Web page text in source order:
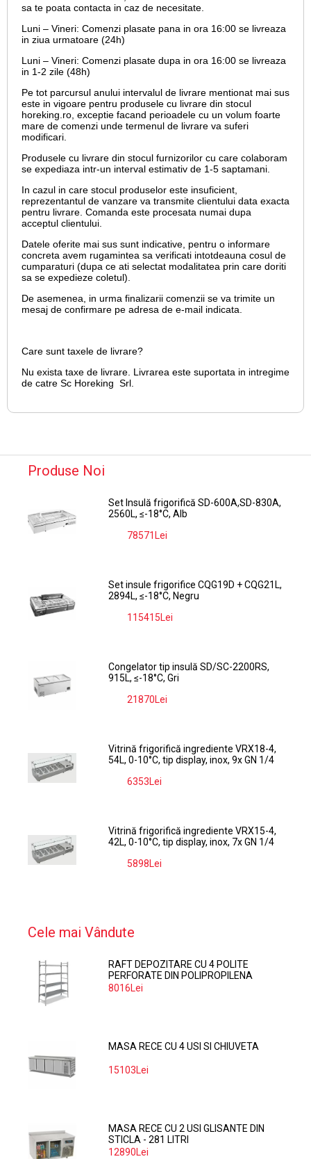
sa te poata contacta in caz de necesitate.
Luni – Vineri: Comenzi plasate pana in ora 16:00 se livreaza
in ziua urmatoare (24h)
Luni – Vineri: Comenzi plasate dupa in ora 16:00 se livreaza
in 1-2 zile (48h)
Pe tot parcursul anului intervalul de livrare mentionat mai sus
este in vigoare pentru produsele cu livrare din stocul
horeking.ro, exceptie facand perioadele cu un volum foarte
mare de comenzi unde termenul de livrare va suferi
modificari.
Produsele cu livrare din stocul furnizorilor cu care colaboram
se expediaza intr-un interval estimativ de 1-5 saptamani.
In cazul in care stocul produselor este insuficient,
reprezentantul de vanzare va transmite clientului data exacta
pentru livrare. Comanda este procesata numai dupa
acceptul clientului.
Datele oferite mai sus sunt indicative, pentru o informare
concreta avem rugamintea sa verificati intotdeauna cosul de
cumparaturi (dupa ce ati selectat modalitatea prin care doriti
sa se expedieze coletul).
De asemenea, in urma finalizarii comenzii se va trimite un
mesaj de confirmare pe adresa de e-mail indicata.
Care sunt taxele de livrare?
Nu exista taxe de livrare. Livrarea este suportata in intregime
de catre Sc Horeking Srl.
Produse Noi
Set Insulă frigorifică SD-600A,SD-830A,
2560L, ≤-18°C, Alb
78571Lei
Set insule frigorifice CQG19D + CQG21L,
2894L, ≤-18°C, Negru
115415Lei
Congelator tip insulă SD/SC-2200RS,
915L, ≤-18°C, Gri
21870Lei
Vitrină frigorifică ingrediente VRX18-4,
54L, 0-10°C, tip display, inox, 9x GN 1/4
6353Lei
Vitrină frigorifică ingrediente VRX15-4,
42L, 0-10°C, tip display, inox, 7x GN 1/4
5898Lei
Cele mai Vândute
RAFT DEPOZITARE CU 4 POLITE
PERFORATE DIN POLIPROPILENA
374*60 CM
8016Lei
MASA RECE CU 4 USI SI CHIUVETA
15103Lei
MASA RECE CU 2 USI GLISANTE DIN
STICLA - 281 LITRI
12890Lei